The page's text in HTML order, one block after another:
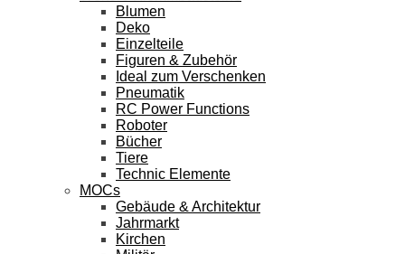
Blumen
Deko
Einzelteile
Figuren & Zubehör
Ideal zum Verschenken
Pneumatik
RC Power Functions
Roboter
Bücher
Tiere
Technic Elemente
MOCs
Gebäude & Architektur
Jahrmarkt
Kirchen